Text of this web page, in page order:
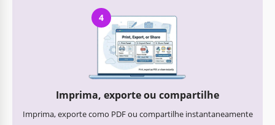
4
Imprima, exporte ou compartilhe
Imprima, exporte como PDF ou compartilhe instantaneamente